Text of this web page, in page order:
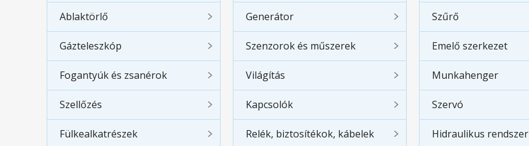
Ablaktörlő
Gázteleszkóp
Fogantyúk és zsanérok
Szellőzés
Fülkealkatrészek
Generátor
Szenzorok és műszerek
Világítás
Kapcsolók
Relék, biztosítékok, kábelek
Szűrő
Emelő szerkezet
Munkahenger
Szervó
Hidraulikus rendszer